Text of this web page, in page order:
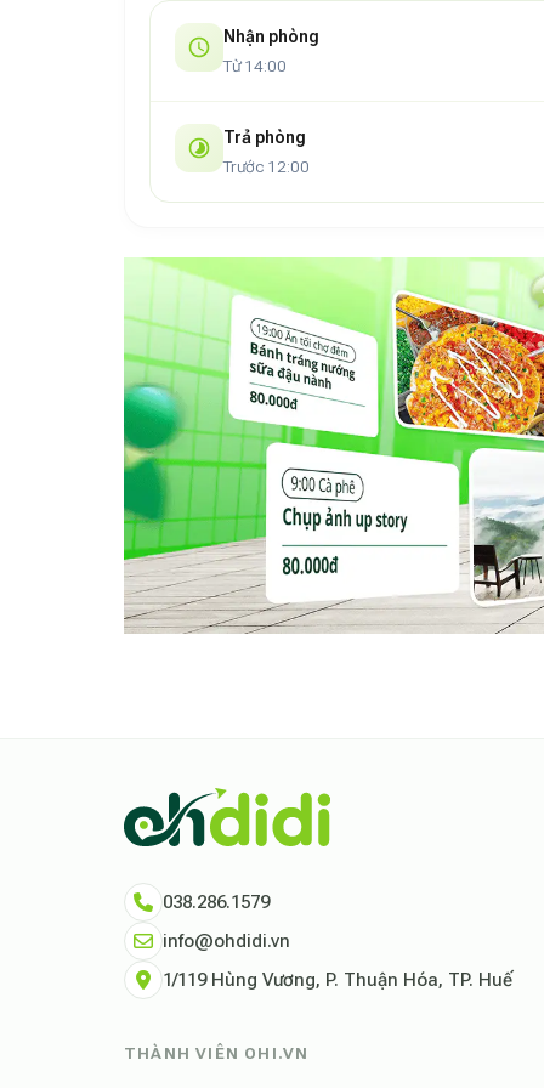
trải nghiệm khó quên nơi miền biển miền Trung
Nhận phòng
Từ 14:00
Trả phòng
Trước 12:00
038.286.1579
info@ohdidi.vn
1/119 Hùng Vương, P. Thuận Hóa, TP. Huế
THÀNH VIÊN OHI.VN